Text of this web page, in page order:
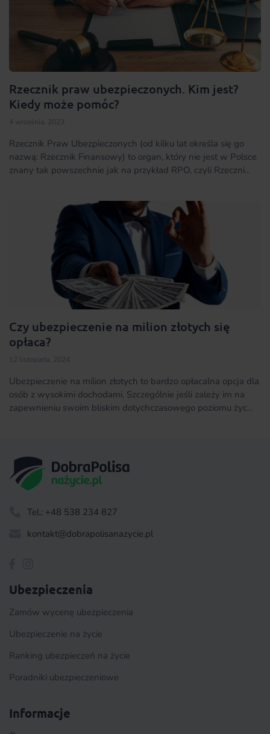
Rzecznik praw ubezpieczonych. Kim jest?
Kiedy może pomóc?
4 września, 2023
Rzecznik Praw Ubezpieczonych (od kilku lat określa się go
nazwą: Rzecznik Finansowy) to organ, który nie jest w Polsce
znany tak powszechnie jak na przykład RPO, czyli Rzeczni...
Czy ubezpieczenie na milion złotych się
opłaca?
12 listopada, 2024
Ubezpieczenie na milion złotych to bardzo opłacalna opcja dla
osób z wysokimi dochodami. Szczególnie jeśli zależy im na
zapewnieniu swoim bliskim dotychczasowego poziomu życ...
Tel.: +48 538 234 827
kontakt@dobrapolisanazycie.pl
Ubezpieczenia
Zamów wycenę ubezpieczenia
Ubezpieczenie na życie
Ranking ubezpieczeń na życie
Poradniki ubezpieczeniowe
Informacje